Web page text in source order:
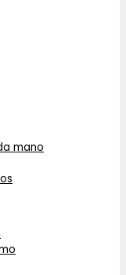
mano